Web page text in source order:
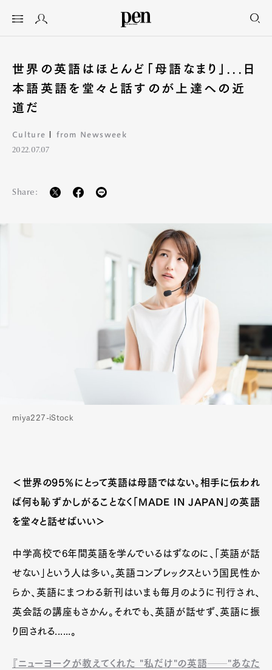
世界の英語はほとんど「母語なまり」...日
本語英語を堂々と話すのが上達への近
道だ
Culture from Newsweek
2022.07.07
Share:
miya227-iStock
＜世界の95％にとって英語は母語ではない。相手に伝われ
ば何も恥ずかしがることなく「MADE IN JAPAN」の英語
を堂々と話せばいい＞
中学高校で6年間英語を学んでいるはずなのに、「英語が話
せない」という人は多い。英語コンプレックスという国民性か
らか、英語にまつわる新刊はいまも毎月のように刊行され、
英会話の講座もさかん。それでも、英語が話せず、英語に振
り回される......。
『ニューヨークが教えてくれた "私だけ"の英語──"あなた